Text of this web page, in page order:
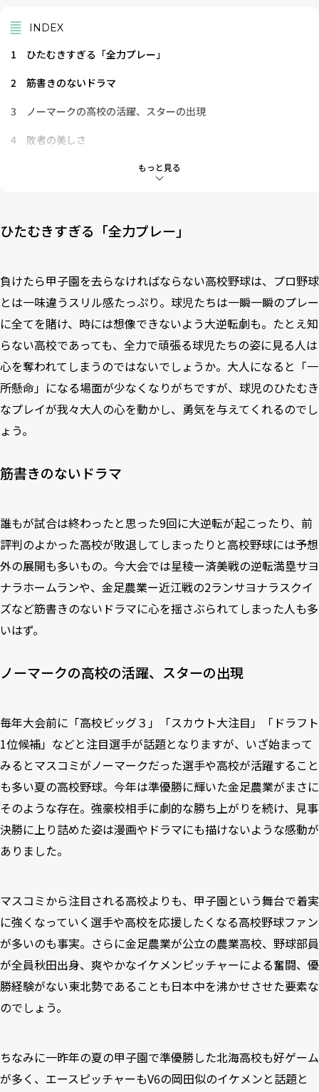
もっと見る
INDEX
1
ひたむきすぎる「全力プレー」
2
筋書きのないドラマ
3
ノーマークの高校の活躍、スターの出現
4
敗者の美しさ
青春時代と故郷を思い出す
7
筆者が今大会で感じたこと
ひたむきすぎる「全力プレー」
負けたら甲子園を去らなければならない高校野球は、プロ野球
とは一味違うスリル感たっぷり。球児たちは一瞬一瞬のプレー
に全てを賭け、時には想像できないよう大逆転劇も。たとえ知
らない高校であっても、全力で頑張る球児たちの姿に見る人は
心を奪われてしまうのではないでしょうか。大人になると「一
所懸命」になる場面が少なくなりがちですが、球児のひたむき
なプレイが我々大人の心を動かし、勇気を与えてくれるのでし
ょう。
筋書きのないドラマ
誰もが試合は終わったと思った9回に大逆転が起こったり、前
評判のよかった高校が敗退してしまったりと高校野球には予想
外の展開も多いもの。今大会では星稜ー済美戦の逆転満塁サヨ
ナラホームランや、金足農業ー近江戦の2ランサヨナラスクイ
ズなど筋書きのないドラマに心を揺さぶられてしまった人も多
いはず。
ノーマークの高校の活躍、スターの出現
毎年大会前に「高校ビッグ３」「スカウト大注目」「ドラフト
1位候補」などと注目選手が話題となりますが、いざ始まって
みるとマスコミがノーマークだった選手や高校が活躍すること
も多い夏の高校野球。今年は準優勝に輝いた金足農業がまさに
そのような存在。強豪校相手に劇的な勝ち上がりを続け、見事
決勝に上り詰めた姿は漫画やドラマにも描けないような感動が
ありました。
マスコミから注目される高校よりも、甲子園という舞台で着実
に強くなっていく選手や高校を応援したくなる高校野球ファン
が多いのも事実。さらに金足農業が公立の農業高校、野球部員
が全員秋田出身、爽やかなイケメンピッチャーによる奮闘、優
勝経験がない東北勢であることも日本中を沸かせさせた要素な
のでしょう。
ちなみに一昨年の夏の甲子園で準優勝した北海高校も好ゲーム
が多く、エースピッチャーもV6の岡田似のイケメンと話題と